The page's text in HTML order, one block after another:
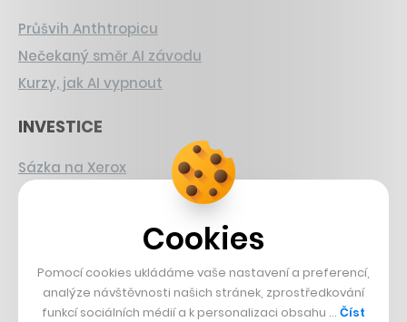
Průšvih Anthtropicu
Nečekaný směr AI závodu
Kurzy, jak AI vypnout
INVESTICE
Sázka na Xerox
Strnad v Pirelli
PŘÍBĚHY Z GASTRA
Boční projekt, co se zvrtnul
Cookies
Pomocí cookies ukládáme vaše nastavení a preferencí,
analýze návštěvnosti našich stránek, zprostředkování
funkcí sociálních médií a k personalizaci obsahu … Číst